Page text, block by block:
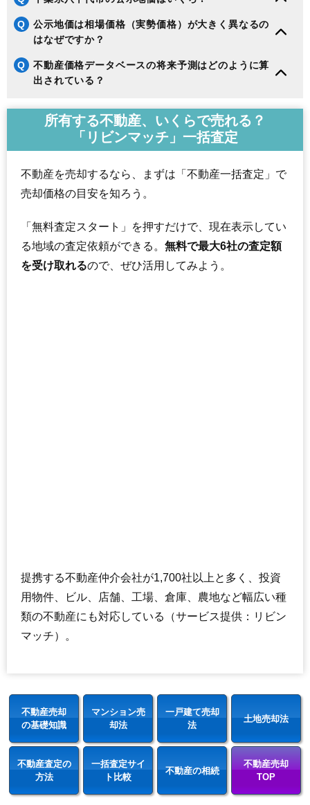
Q
公示地価は相場価格（実勢価格）が大きく異なるの
はなぜですか？
Q
不動産価格データベースの将来予測はどのように算
出されている？
所有する不動産、いくらで売れる？
「リビンマッチ」一括査定
不動産を売却するなら、まずは「不動産一括査定」で
売却価格の目安を知ろう。
「無料査定スタート」を押すだけで、現在表示してい
る地域の査定依頼ができる。 無料で最大6社の査定額
を受け取れるので、ぜひ活用してみよう。
提携する不動産仲介会社が1,700社以上と多く、投資
用物件、ビル、店舗、工場、倉庫、農地など幅広い種
類の不動産にも対応している（サービス提供：リビン
マッチ）。
不動産売却
の基礎知識
マンション売
却法
一戸建て売却
法
土地売却法
不動産査定の
方法
一括査定サイ
ト比較
不動産の相続
不動産売却
TOP